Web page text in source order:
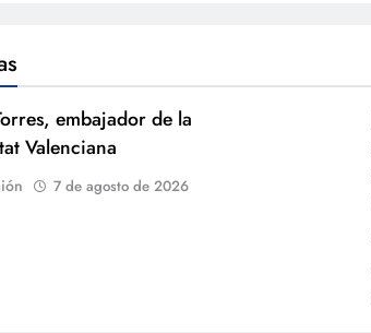
embajador de la
Valenciana
7 de agosto de 2026